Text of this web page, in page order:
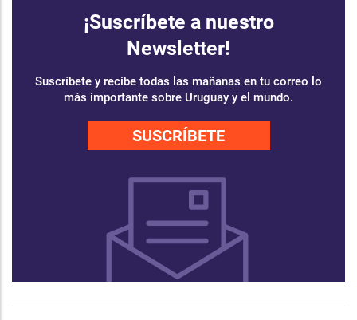
¡Suscríbete a nuestro
Newsletter!
Suscríbete y recibe todas las mañanas en tu correo lo
más importante sobre Uruguay y el mundo.
SUSCRÍBETE